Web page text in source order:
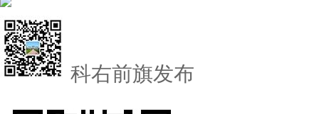
科右前旗发布